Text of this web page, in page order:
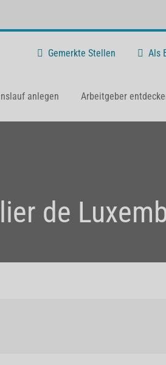
Gemerkte Stellen Als
anlegen Arbeitgeber
de